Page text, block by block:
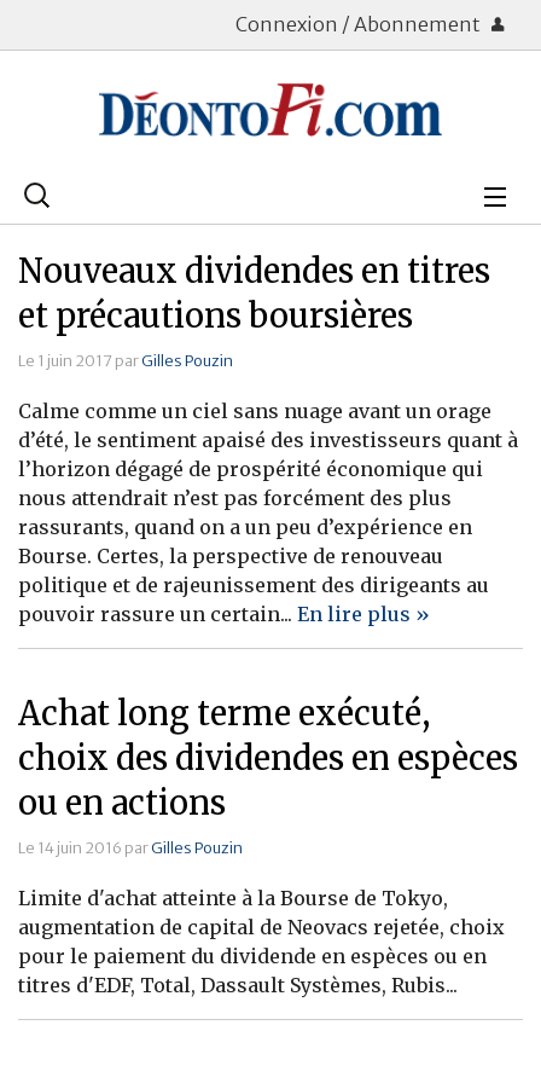
Connexion / Abonnement
Rechercher
Bourse
Placements
Assurance Vie
Patrimoine
Immobilier
Banque
Nouveaux dividendes en titres
et précautions boursières
Le 1 juin 2017 parGilles Pouzin
Calme comme un ciel sans nuage avant un orage
d’été, le sentiment apaisé des investisseurs quant à
l’horizon dégagé de prospérité économique qui
nous attendrait n’est pas forcément des plus
rassurants, quand on a un peu d’expérience en
Bourse. Certes, la perspective de renouveau
politique et de rajeunissement des dirigeants au
pouvoir rassure un certain... En lire plus »
Achat long terme exécuté,
choix des dividendes en espèces
ou en actions
Le 14 juin 2016 parGilles Pouzin
Limite d'achat atteinte à la Bourse de Tokyo,
augmentation de capital de Neovacs rejetée, choix
pour le paiement du dividende en espèces ou en
titres d'EDF, Total, Dassault Systèmes, Rubis...